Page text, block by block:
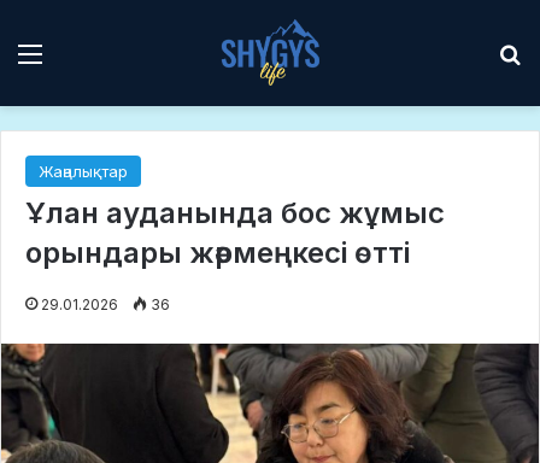
Мәзір
Жаңалықтар
Ұлан ауданында бос жұмыс
орындары жәрмеңкесі өтті
29.01.2026 36